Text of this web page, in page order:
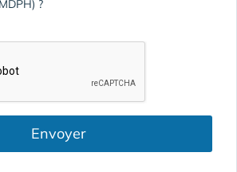
?
Envoyer